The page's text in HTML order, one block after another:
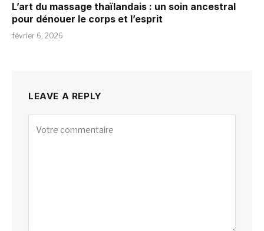
L’art du massage thaïlandais : un soin ancestral
pour dénouer le corps et l’esprit
février 6, 2026
LEAVE A REPLY